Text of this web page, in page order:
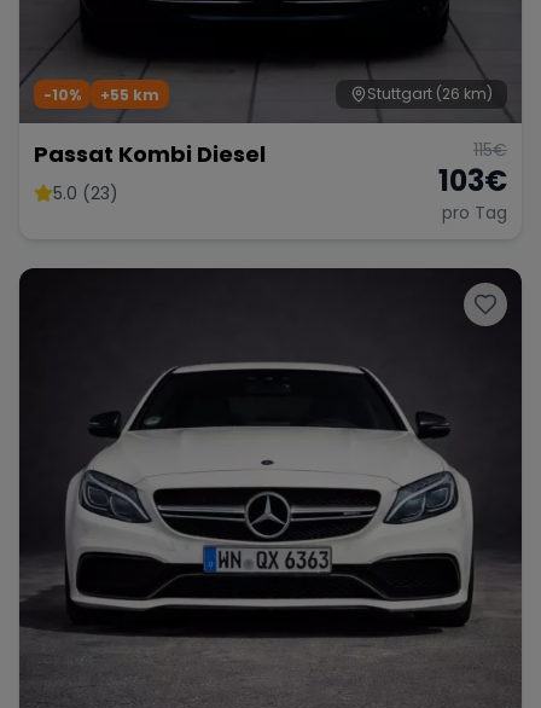
Stuttgart (26 km)
-10% +55 km
Passat Kombi Diesel
5.0 (23)
115€
103€
pro Tag